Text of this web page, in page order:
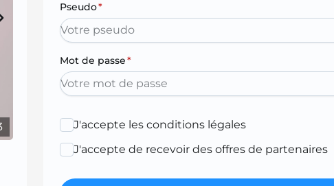
Pseudo*
Mot de passe*
J'accepte les conditions légales
J'accepte de recevoir des offres de partenaires